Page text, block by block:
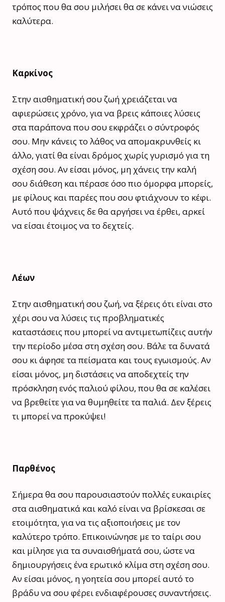
τρόπος που θα σου μιλήσει θα σε κάνει να νιώσεις
καλύτερα.
Καρκίνος
Στην αισθηματική σου ζωή χρειάζεται να
αφιερώσεις χρόνο, για να βρεις κάποιες λύσεις
στα παράπονα που σου εκφράζει ο σύντροφός
σου. Μην κάνεις το λάθος να απομακρυνθείς κι
άλλο, γιατί θα είναι δρόμος χωρίς γυρισμό για τη
σχέση σου. Αν είσαι μόνος, μη χάνεις την καλή
σου διάθεση και πέρασε όσο πιο όμορφα μπορείς,
με φίλους και παρέες που σου φτιάχνουν το κέφι.
Αυτό που ψάχνεις δε θα αργήσει να έρθει, αρκεί
να είσαι έτοιμος να το δεχτείς.
Λέων
Στην αισθηματική σου ζωή, να ξέρεις ότι είναι στο
χέρι σου να λύσεις τις προβληματικές
καταστάσεις που μπορεί να αντιμετωπίζεις αυτήν
την περίοδο μέσα στη σχέση σου. Βάλε τα δυνατά
σου κι άφησε τα πείσματα και τους εγωισμούς. Αν
είσαι μόνος, μη διστάσεις να αποδεχτείς την
πρόσκληση ενός παλιού φίλου, που θα σε καλέσει
να βρεθείτε για να θυμηθείτε τα παλιά. Δεν ξέρεις
τι μπορεί να προκύψει!
Παρθένος
Σήμερα θα σου παρουσιαστούν πολλές ευκαιρίες
στα αισθηματικά και καλό είναι να βρίσκεσαι σε
ετοιμότητα, για να τις αξιοποιήσεις με τον
καλύτερο τρόπο. Eπικοινώνησε με το ταίρι σου
και μίλησε για τα συναισθήματά σου, ώστε να
δημιουργήσεις ένα ερωτικό κλίμα στη σχέση σου.
Αν είσαι μόνος, η γοητεία σου μπορεί αυτό το
βράδυ να σου φέρει ενδιαφέρουσες συναντήσεις.